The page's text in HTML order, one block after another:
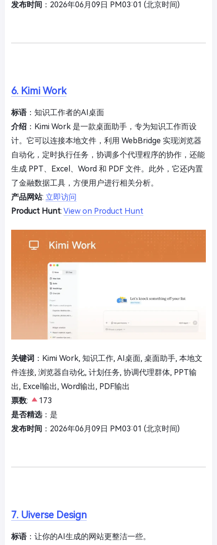
发布时间 ：2026年06月09日 PM03:01 (北京时间)
6. Kimi Work
标语：知识工作者的AI桌面
介绍 ：Kimi Work 是一款桌面助手，专为知识工作而设
计。它可以连接本地文件，利用 WebBridge 实现浏览器
自动化，定时执行任务，协调多个代理程序的协作，还能
生成 PPT、Excel、Word 和 PDF 文件。此外，它还内置
了金融数据工具，方便用户进行相关分析。
产品网站: 立即访问
Product Hunt: View on Product Hunt
关键词 ：Kimi Work, 知识工作, AI桌面, 桌面助手, 本地文
件连接, 浏览器自动化, 计划任务, 协调代理群体, PPT输
出, Excel输出, Word输出, PDF输出
票数:
173
是否精选：是
发布时间 ：2026年06月09日 PM03:01 (北京时间)
7. Uiverse Design
标语：让你的AI生成的网站更整洁一些。